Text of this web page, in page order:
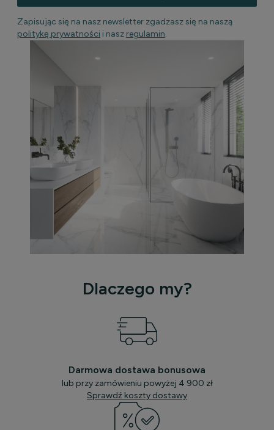
Zapisując się na nasz newsletter zgadzasz się na naszą
politykę prywatności i nasz regulamin.
Dlaczego my?
Darmowa dostawa bonusowa
lub przy zamówieniu powyżej 4 900 zł
Sprawdź koszty dostawy